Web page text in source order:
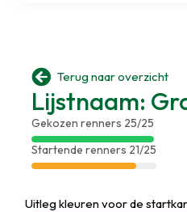
 Terug naar overzicht
Lijstnaam:
Gekozen renners 25/25
Startende renners 21/25
Uitleg kleuren voor de